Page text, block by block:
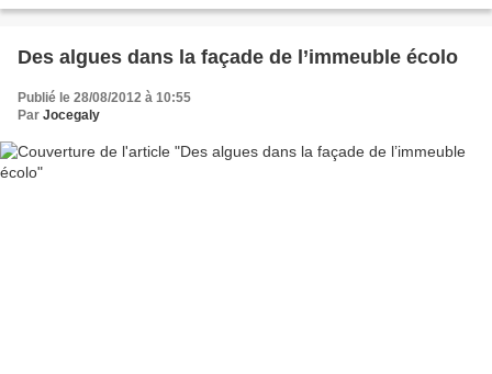
Des algues dans la façade de l’immeuble écolo
Publié le 28/08/2012 à 10:55
Par Jocegaly